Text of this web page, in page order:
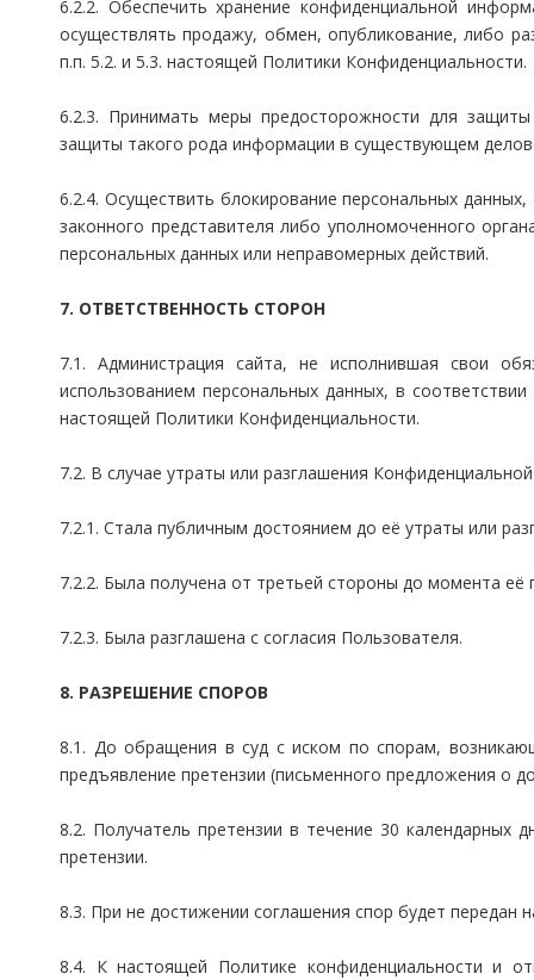
6.2.2. Обеспечить хранение конфиденциальной
осуществлять продажу, обмен, опубликование, либо
п.п. 5.2. и 5.3. настоящей Политики Конфиденциальности.
6.2.3. Принимать меры предосторожности для
защиты такого рода информации в существующем
6.2.4. Осуществить блокирование персональных
законного представителя либо уполномоченного
персональных данных или неправомерных действий.
7. ОТВЕТСТВЕННОСТЬ СТОРОН
7.1. Администрация сайта, не исполнившая свои
использованием персональных данных, в
настоящей Политики Конфиденциальности.
7.2. В случае утраты или разглашения
7.2.1. Стала публичным достоянием до её утраты или
7.2.2. Была получена от третьей стороны до момента её
7.2.3. Была разглашена с согласия Пользователя.
8. РАЗРЕШЕНИЕ СПОРОВ
8.1. До обращения в суд с иском по спорам,
предъявление претензии (письменного предложения о
8.2. Получатель претензии в течение 30 календарных
претензии.
8.3. При не достижении соглашения спор будет передан
8.4. К настоящей Политике конфиденциальности и